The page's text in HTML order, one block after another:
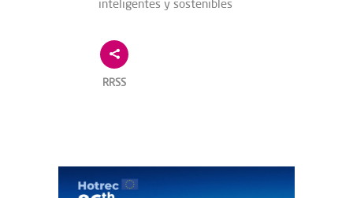
inteligentes y sostenibles
RRSS